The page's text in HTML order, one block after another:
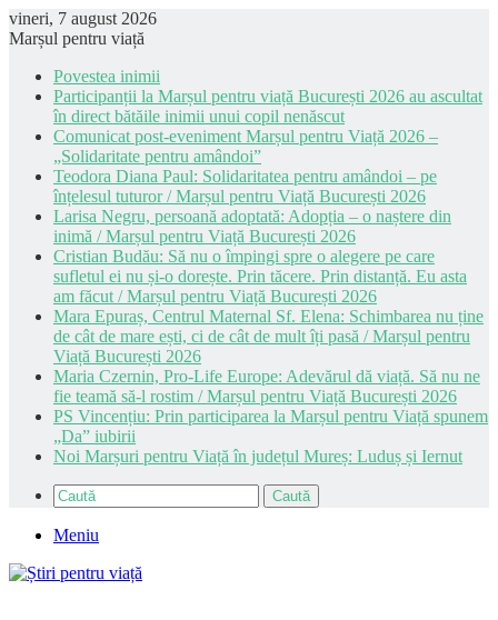
vineri, 7 august 2026
Marșul pentru viață
Povestea inimii
Participanții la Marșul pentru viață București 2026 au ascultat
în direct bătăile inimii unui copil nenăscut
Comunicat post-eveniment Marșul pentru Viață 2026 –
„Solidaritate pentru amândoi”
Teodora Diana Paul: Solidaritatea pentru amândoi – pe
înțelesul tuturor / Marșul pentru Viață București 2026
Larisa Negru, persoană adoptată: Adopția – o naștere din
inimă / Marșul pentru Viață București 2026
Cristian Budău: Să nu o împingi spre o alegere pe care
sufletul ei nu și-o dorește. Prin tăcere. Prin distanță. Eu asta
am făcut / Marșul pentru Viață București 2026
Mara Epuraș, Centrul Maternal Sf. Elena: Schimbarea nu ține
de cât de mare ești, ci de cât de mult îți pasă / Marșul pentru
Viață București 2026
Maria Czernin, Pro-Life Europe: Adevărul dă viață. Să nu ne
fie teamă să-l rostim / Marșul pentru Viață București 2026
PS Vincențiu: Prin participarea la Marșul pentru Viață spunem
„Da” iubirii
Noi Marșuri pentru Viață în județul Mureș: Luduș și Iernut
Caută
Meniu